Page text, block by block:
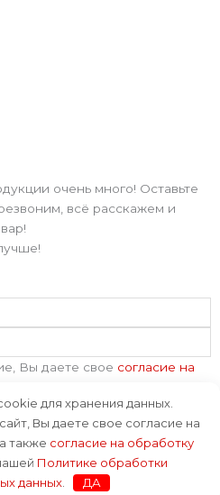
очень много! Оставьте
всё расскажем и
Вы даете свое согласие на
.
для хранения данных.
Вы даете свое согласие на
также согласие на обработку
Политике обработки
данных. ДА